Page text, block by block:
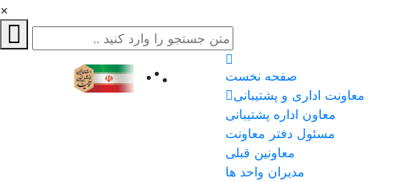
×
صفحه نخست
معاونت اداری و پشتیبانی
معاون اداره پشتیبانی
مسئول دفتر معاونت
معاونین قبلی
مدیران واحد ها